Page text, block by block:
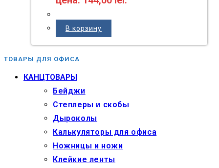
В корзину
ТОВАРЫ ДЛЯ ОФИСА
КАНЦТОВАРЫ
Бейджи
Степлеры и скобы
Дыроколы
Калькуляторы для офиса
Ножницы и ножи
Клейкие ленты